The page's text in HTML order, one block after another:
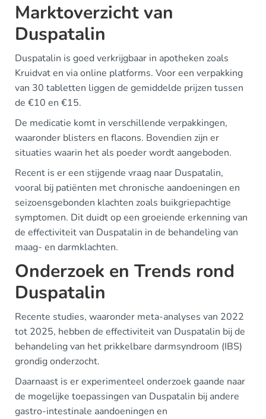
Marktoverzicht van
Duspatalin
Duspatalin is goed verkrijgbaar in apotheken zoals
Kruidvat en via online platforms. Voor een verpakking
van 30 tabletten liggen de gemiddelde prijzen tussen
de €10 en €15.
De medicatie komt in verschillende verpakkingen,
waaronder blisters en flacons. Bovendien zijn er
situaties waarin het als poeder wordt aangeboden.
Recent is er een stijgende vraag naar Duspatalin,
vooral bij patiënten met chronische aandoeningen en
seizoensgebonden klachten zoals buikgriepachtige
symptomen. Dit duidt op een groeiende erkenning van
de effectiviteit van Duspatalin in de behandeling van
maag- en darmklachten.
Onderzoek en Trends rond
Duspatalin
Recente studies, waaronder meta-analyses van 2022
tot 2025, hebben de effectiviteit van Duspatalin bij de
behandeling van het prikkelbare darmsyndroom (IBS)
grondig onderzocht.
Daarnaast is er experimenteel onderzoek gaande naar
de mogelijke toepassingen van Duspatalin bij andere
gastro-intestinale aandoeningen en